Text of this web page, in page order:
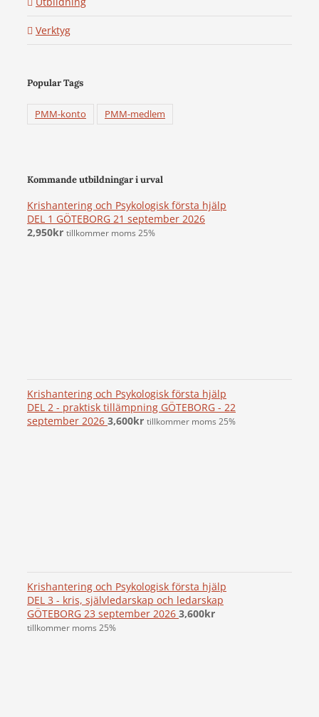
Verktyg
Popular Tags
PMM-konto PMM-medlem
Kommande utbildningar i urval
Krishantering och Psykologisk första hjälp
DEL 1 GÖTEBORG 21 september 2026
2,950kr tillkommer moms 25%
Krishantering och Psykologisk första hjälp
DEL 2 - praktisk tillämpning GÖTEBORG - 22
september 2026 3,600kr tillkommer moms 25%
Krishantering och Psykologisk första hjälp
DEL 3 - kris, självledarskap och ledarskap
GÖTEBORG 23 september 2026 3,600kr
tillkommer moms 25%